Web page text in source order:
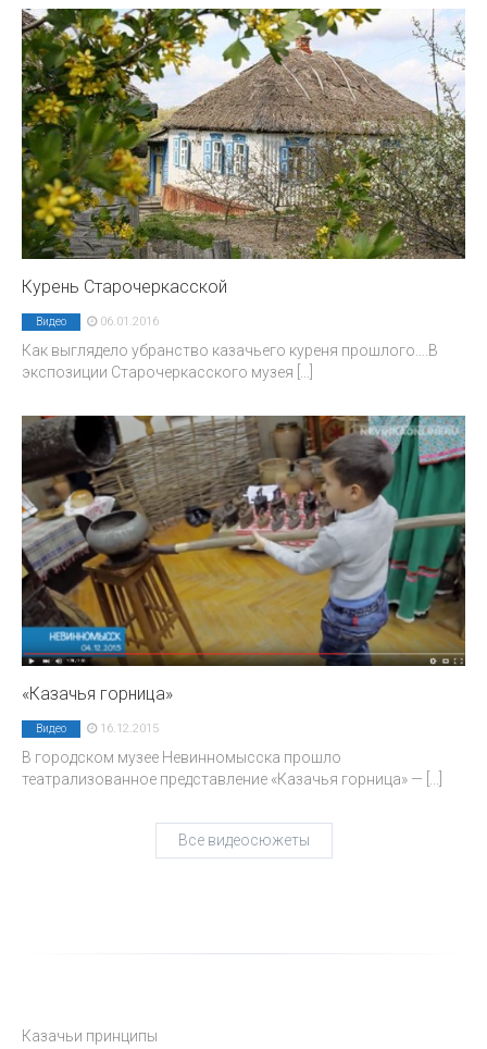
Курень Старочеркасской
Видео 06.01.2016
Как выглядело убранство казачьего куреня прошлого….В
экспозиции Старочеркасского музея
«Казачья горница»
Видео 16.12.2015
В городском музее Невинномысска прошло
театрализованное представление «Казачья горница» —
Все видеосюжеты
Казачьи принципы